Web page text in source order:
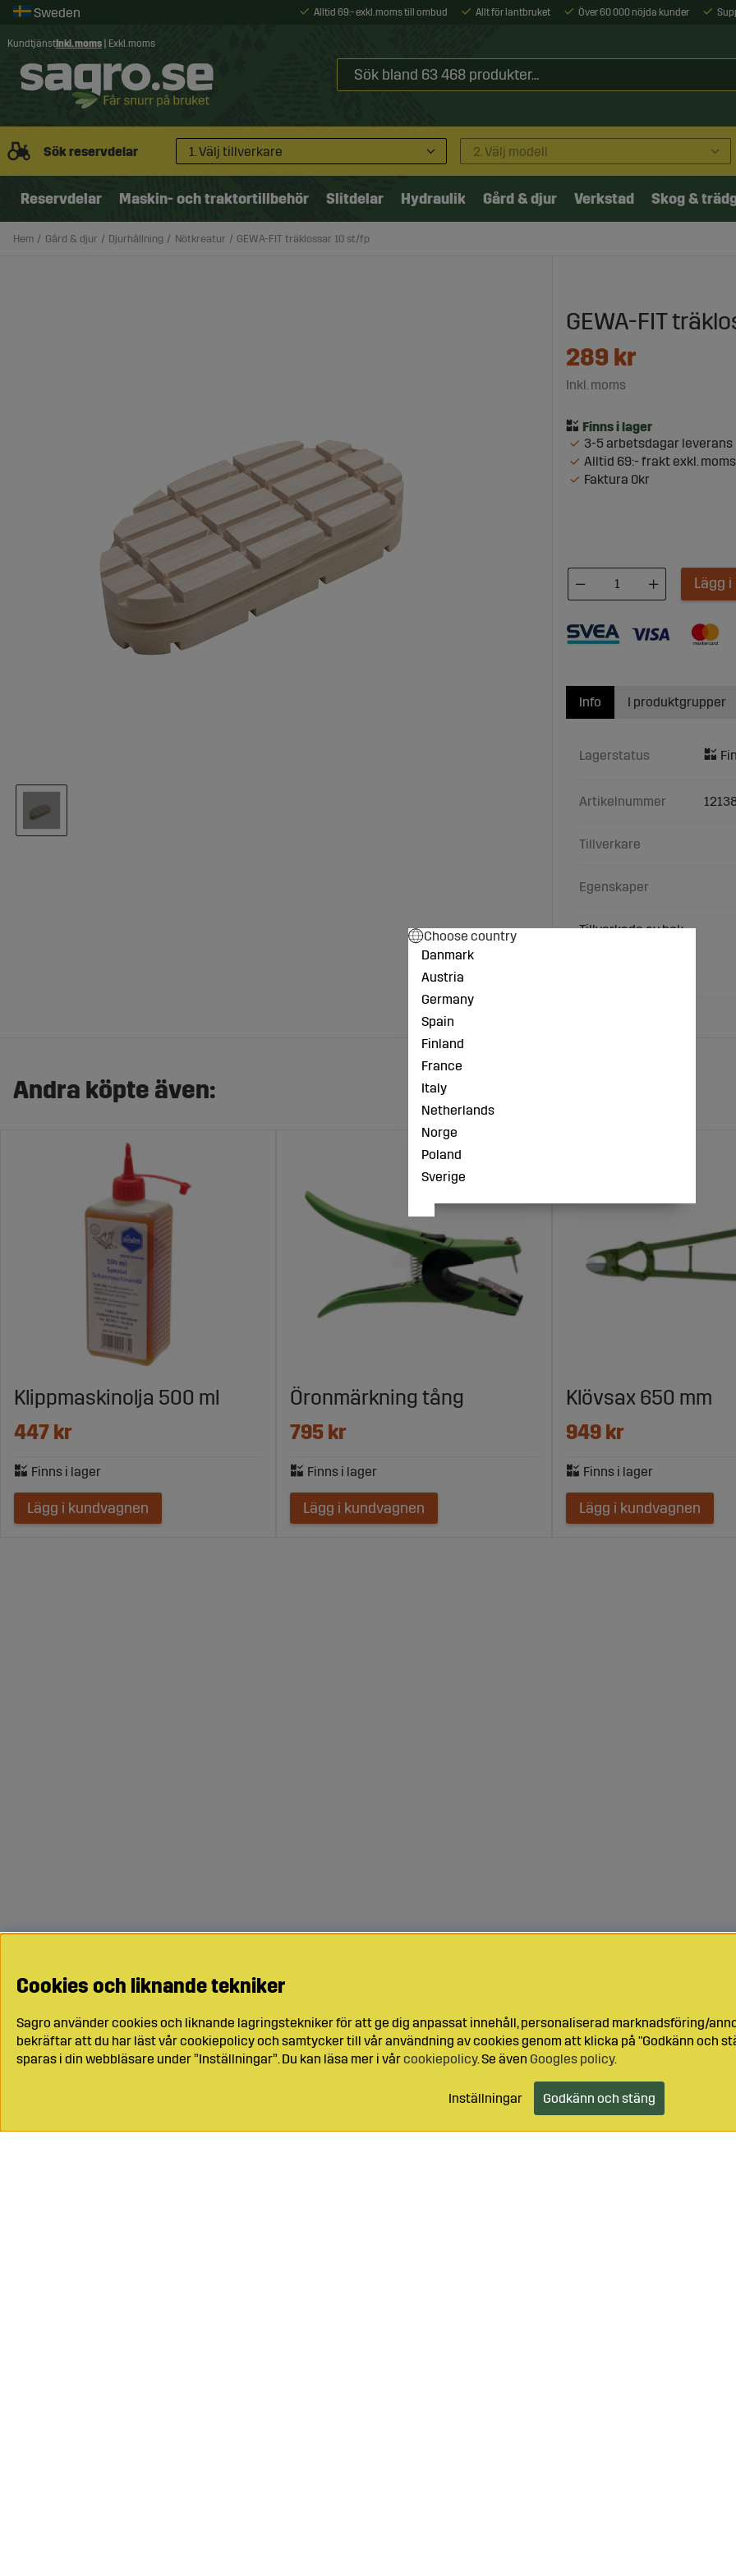
Alltid 69:- exkl. moms till ombud Allt för lantbruket Över 60 000 nöjda kunder
Kundtjänst Inkl. moms Exkl. moms
Sök reservdelar 1. Välj tillverkare 2. Välj modell
Reservdelar Maskin- och traktortillbehör Slitdelar Hydraulik Gård & djur Verkstad Skog &
Hem Gård & djur Djurhållning Nötkreatur GEWA-FIT träklossar 10 st/fp
GEWA-FIT
289 kr
Inkl. moms
3-5 arbetsdagar leverans
Alltid 69:- frakt exkl. moms
Faktura 0kr
Lägg
Info
Lagerstatus
Artikelnummer
Tillverkare
Egenskaper
Tillverkade av bok.
I produktgrupper
Andra köpte även:
Klippmaskinolja 500 ml
447 kr
Lägg i kundvagnen
Öronmärkning tång
795 kr
Lägg i kundvagnen
Klövsax 650 mm
949 kr
Lägg i kundvagnen
Cookies och liknande tekniker
Sagro använder cookies och liknande lagringstekniker för att ge dig anpassat innehåll, personaliserad marknadsföring/
bekräftar att du har läst vår cookiepolicy och samtycker till vår användning av cookies genom att klicka på "Godkänn och
sparas i din webbläsare under ”Inställningar”. Du kan läsa mer i vårcookiepolicy. Se även Googles policy.
Inställningar Godkänn och stäng
Choose country
Danmark
Austria
Germany
Spain
Finland
France
Italy
Netherlands
Norge
Poland
Sverige